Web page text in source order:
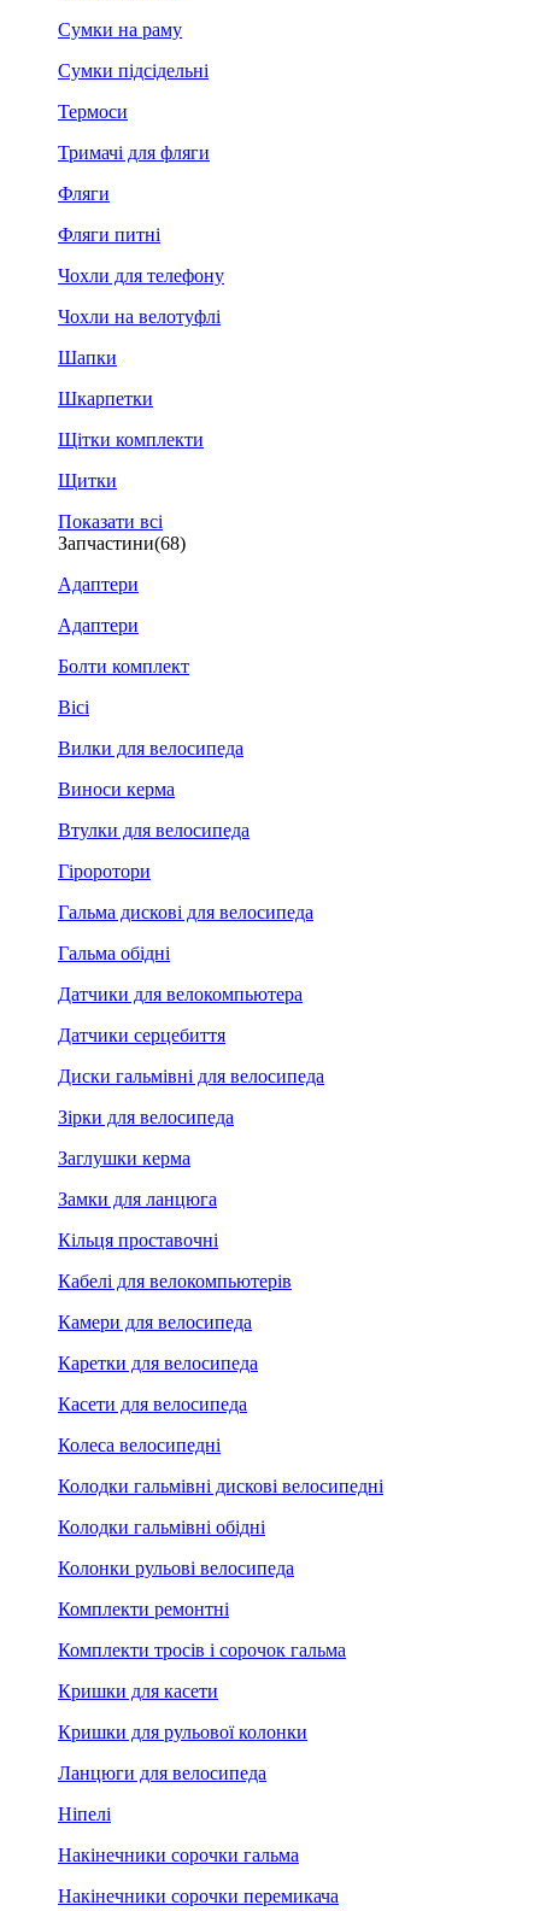
Сумки на раму
Сумки підсідельні
Термоси
Тримачі для фляги
Фляги
Фляги питні
Чохли для телефону
Чохли на велотуфлі
Шапки
Шкарпетки
Щітки комплекти
Щитки
Показати всі
Запчастини(68)
Адаптери
Адаптери
Болти комплект
Вісі
Вилки для велосипеда
Виноси керма
Втулки для велосипеда
Гіроротори
Гальма дискові для велосипеда
Гальма обідні
Датчики для велокомпьютера
Датчики серцебиття
Диски гальмівні для велосипеда
Зірки для велосипеда
Заглушки керма
Замки для ланцюга
Кільця проставочні
Кабелі для велокомпьютерів
Камери для велосипеда
Каретки для велосипеда
Касети для велосипеда
Колеса велосипедні
Колодки гальмівні дискові велосипедні
Колодки гальмівні обідні
Колонки рульові велосипеда
Комплекти ремонтні
Комплекти тросів і сорочок гальма
Кришки для касети
Кришки для рульової колонки
Ланцюги для велосипеда
Ніпелі
Накінечники сорочки гальма
Накінечники сорочки перемикача